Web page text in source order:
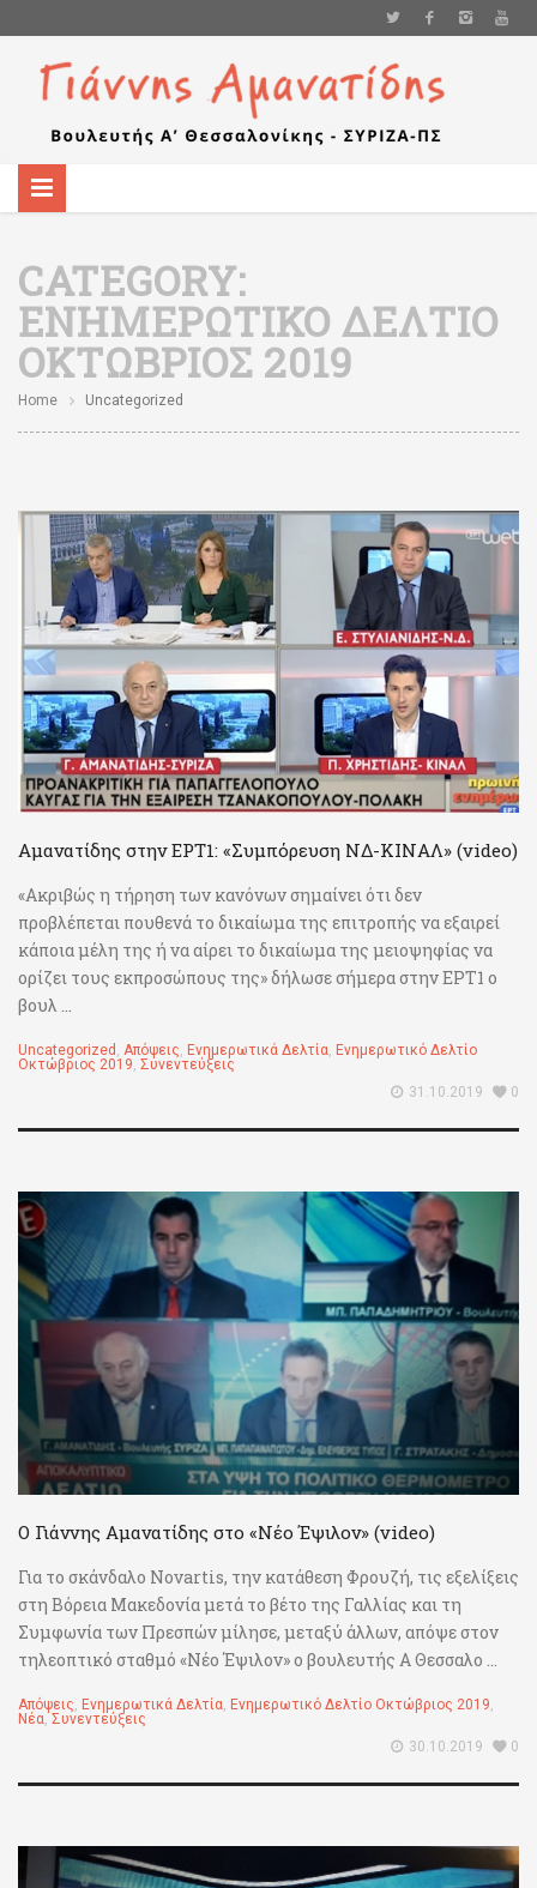
CATEGORY:
ΕΝΗΜΕΡΩΤΙΚΌ ΔΕΛΤΊΟ
ΟΚΤΏΒΡΙΟΣ 2019
Home Uncategorized
Αμανατίδης στην ΕΡΤ1: «Συμπόρευση ΝΔ-ΚΙΝΑΛ» (video)
«Ακριβώς η τήρηση των κανόνων σημαίνει ότι δεν
προβλέπεται πουθενά το δικαίωμα της επιτροπής να εξαιρεί
κάποια μέλη της ή να αίρει το δικαίωμα της μειοψηφίας να
ορίζει τους εκπροσώπους της» δήλωσε σήμερα στην ΕΡΤ1 ο
βουλ ...
Uncategorized , Απόψεις, Ενημερωτικά Δελτία, Ενημερωτικό Δελτίο
Οκτώβριος 2019, Συνεντεύξεις
31.10.2019
0
Ο Γιάννης Αμανατίδης στο «Νέο Έψιλον» (video)
Για το σκάνδαλο Novartis, την κατάθεση Φρουζή, τις εξελίξεις
στη Βόρεια Μακεδονία μετά το βέτο της Γαλλίας και τη
Συμφωνία των Πρεσπών μίλησε, μεταξύ άλλων, απόψε στον
τηλεοπτικό σταθμό «Νέο Έψιλον» ο βουλευτής Α Θεσσαλο ...
Απόψεις, Ενημερωτικά Δελτία, Ενημερωτικό Δελτίο Οκτώβριος 2019,
Νέα, Συνεντεύξεις
30.10.2019
0